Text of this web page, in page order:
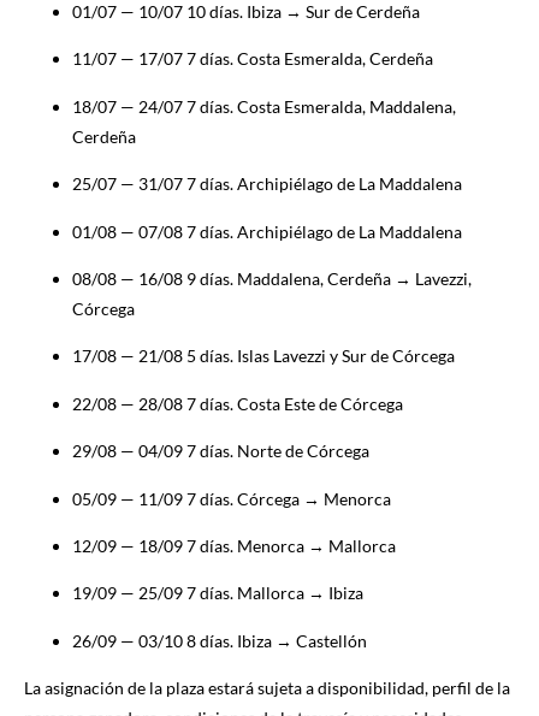
01/07 — 10/07 10 días. Ibiza → Sur de Cerdeña
11/07 — 17/077 días.Costa Esmeralda, Cerdeña
18/07 — 24/077 días.Costa Esmeralda, Maddalena,
Cerdeña
25/07 — 31/077días.Archipiélago de La Maddalena
01/08 — 07/087 días.Archipiélago de La Maddalena
08/08 — 16/08 9 días. Maddalena, Cerdeña → Lavezzi,
Córcega
17/08 — 21/08 5 días. Islas Lavezzi y Sur de Córcega
22/08 — 28/087 días.Costa Este de Córcega
29/08 — 04/097 días. Norte de Córcega
05/09 — 11/097 días.Córcega → Menorca
12/09 — 18/097 días. Menorca → Mallorca
19/09 — 25/097 días. Mallorca → Ibiza
26/09 — 03/108 días. Ibiza → Castellón
La asignación de la plaza estará sujeta a disponibilidad, perfil de la